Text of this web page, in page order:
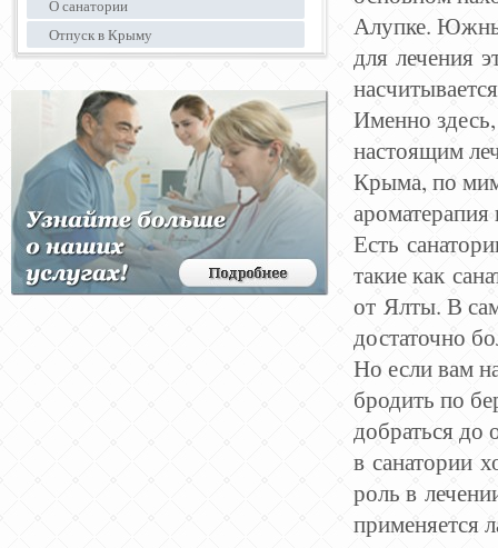
Алупке.
для лечения
Именно
настоящим
Крыма, по
Есть
такие как
от Ялты. В
достаточно
Но если вам
бродить по
добраться до
в санатории
роль в
применяется
О санатории
Отпуск в Крыму